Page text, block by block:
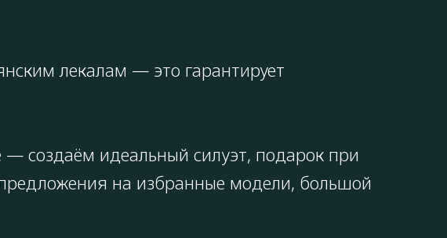
лекалам — это гарантирует
создаём идеальный силуэт, подарок при
на избранные модели, большой